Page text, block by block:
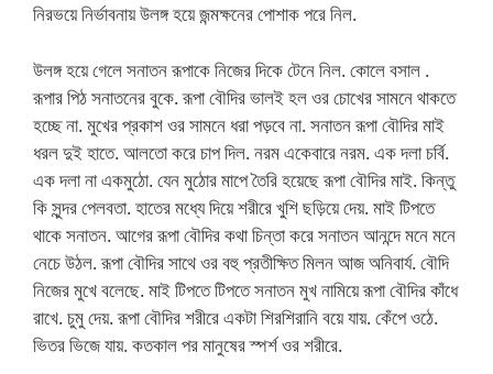
নিরভয়ে নির্ভাবনায় উলঙ্গ হয়ে জন্মক্ষনের পোশাক পরে নিল.
উলঙ্গ হয়ে গেলে সনাতন রূপাকে নিজের দিকে টেনে নিল. কোলে বসাল .
রূপার পিঠ সনাতনের বুকে. রূপা বৌদির ভালই হল ওর চোখের সামনে থাকতে
হচ্ছে না. মুখের প্রকাশ ওর সামনে ধরা পড়বে না. সনাতন রূপা বৌদির মাই
ধরল দুই হাতে. আলতো করে চাপ দিল. নরম একেবারে নরম. এক দলা চর্বি.
এক দলা না একমুঠো. যেন মুঠোর মাপে তৈরি হয়েছে রূপা বৌদির মাই. কিন্তু
কি সুন্দর পেলবতা. হাতের মধ্যে দিয়ে শরীরে খুশি ছড়িয়ে দেয়. মাই টিপতে
থাকে সনাতন. আগের রূপা বৌদির কথা চিন্তা করে সনাতন আনন্দে মনে মনে
নেচে উঠল. রূপা বৌদির সাথে ওর বহু প্রতীক্ষিত মিলন আজ অনিবার্য. বৌদি
নিজের মুখে বলেছে. মাই টিপতে টিপতে সনাতন মুখ নামিয়ে রূপা বৌদির কাঁধে
রাখে. চুমু দেয়. রূপা বৌদির শরীরে একটা শিরশিরানি বয়ে যায়. কেঁপে ওঠে.
ভিতর ভিজে যায়. কতকাল পর মানুষের স্পর্শ ওর শরীরে.